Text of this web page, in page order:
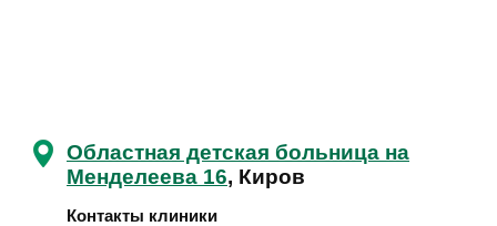
Областная детская больница на
Менделеева 16, Киров
Контакты клиники